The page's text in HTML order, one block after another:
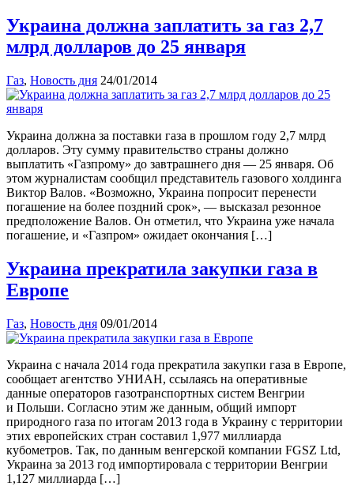
Украина должна заплатить за газ 2,7
млрд долларов до 25 января
Газ, Новость дня 24/01/2014
Украина должна за поставки газа в прошлом году 2,7 млрд
долларов. Эту сумму правительство страны должно
выплатить «Газпрому» до завтрашнего дня — 25 января. Об
этом журналистам сообщил представитель газового холдинга
Виктор Валов. «Возможно, Украина попросит перенести
погашение на более поздний срок», — высказал резонное
предположение Валов. Он отметил, что Украина уже начала
погашение, и «Газпром» ожидает окончания […]
Украина прекратила закупки газа в
Европе
Газ, Новость дня 09/01/2014
Украина с начала 2014 года прекратила закупки газа в Европе,
сообщает агентство УНИАН, ссылаясь на оперативные
данные операторов газотранспортных систем Венгрии
и Польши. Согласно этим же данным, общий импорт
природного газа по итогам 2013 года в Украину с территории
этих европейских стран составил 1,977 миллиарда
кубометров. Так, по данным венгерской компании FGSZ Ltd,
Украина за 2013 год импортировала с территории Венгрии
1,127 миллиарда […]